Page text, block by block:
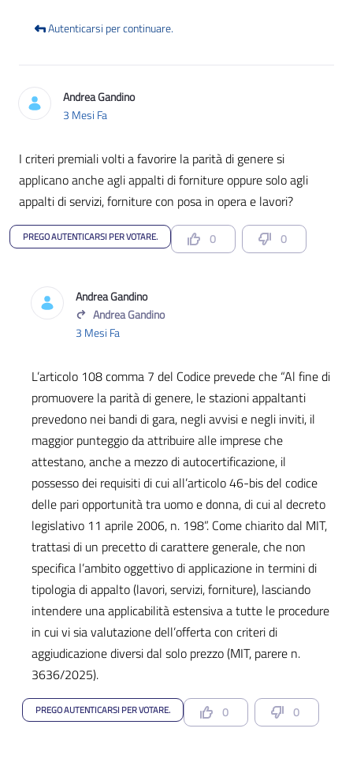
Autenticarsi per continuare.
Andrea Gandino
3 Mesi Fa
I criteri premiali volti a favorire la parità di genere si
applicano anche agli appalti di forniture oppure solo agli
appalti di servizi, forniture con posa in opera e lavori?
PREGO AUTENTICARSI PER VOTARE. 0 0
Andrea Gandino
Andrea Gandino
3 Mesi Fa
L’articolo 108 comma 7 del Codice prevede che “Al fine di
promuovere la parità di genere, le stazioni appaltanti
prevedono nei bandi di gara, negli avvisi e negli inviti, il
maggior punteggio da attribuire alle imprese che
attestano, anche a mezzo di autocertificazione, il
possesso dei requisiti di cui all’articolo 46-bis del codice
delle pari opportunità tra uomo e donna, di cui al decreto
legislativo 11 aprile 2006, n. 198”. Come chiarito dal MIT,
trattasi di un precetto di carattere generale, che non
specifica l’ambito oggettivo di applicazione in termini di
tipologia di appalto (lavori, servizi, forniture), lasciando
intendere una applicabilità estensiva a tutte le procedure
in cui vi sia valutazione dell’offerta con criteri di
aggiudicazione diversi dal solo prezzo (MIT, parere n.
3636/2025).
PREGO AUTENTICARSI PER VOTARE. 0 0